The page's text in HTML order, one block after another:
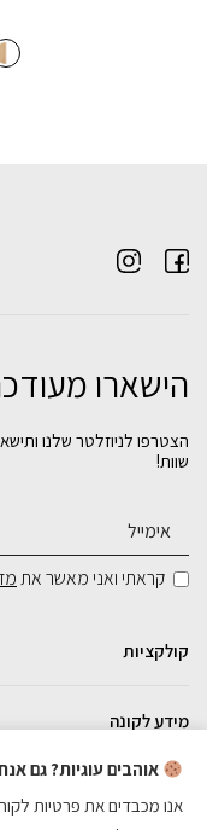
שידה
בחירתצבע:
שידה מדריד-
בחירתצבע:
שידה
בחירתצבע:
הישארו
הצטרפו לניוזלטר שלנו
שוות!
קראתי ואני מאשר את
קולקציות
מידע לקונה
אוהבים עוגיות? גם
אנו מכבדים את פרטיות